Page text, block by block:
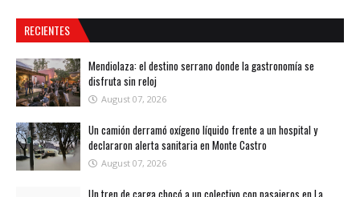
RECIENTES
Mendiolaza: el destino serrano donde la gastronomía se
disfruta sin reloj
August 07, 2026
Un camión derramó oxígeno líquido frente a un hospital y
declararon alerta sanitaria en Monte Castro
August 07, 2026
Un tren de carga chocó a un colectivo con pasajeros en La